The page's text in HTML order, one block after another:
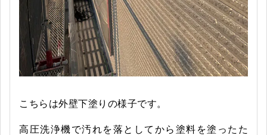
こちらは外壁下塗りの様子です。
高圧洗浄機で汚れを落としてから塗料を塗ったた